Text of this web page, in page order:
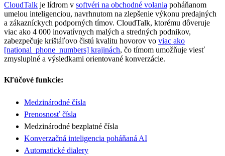
CloudTalk je lídrom v softvéri na obchodné volania poháňanom
umelou inteligenciou, navrhnutom na zlepšenie výkonu predajných
a zákazníckych podporných tímov. CloudTalk, ktorému dôveruje
viac ako 4 000 inovatívnych malých a stredných podnikov,
zabezpečuje krištáľovo čistú kvalitu hovorov vo viac ako
[national_phone_numbers] krajinách, čo tímom umožňuje viesť
zmysluplné a výsledkami orientované konverzácie.
Kľúčové funkcie:
Medzinárodné čísla
Prenosnosť čísla
Medzinárodné bezplatné čísla
Konverzačná inteligencia poháňaná AI
Automatické dialery